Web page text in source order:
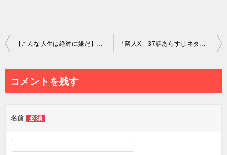
投
ビ
ー
シ
【こんな人生は絶対に嫌だ】エミリ編ネタバレ全話まとめ！なぜ騙された？殺人事件に繋がる衝撃のラストを考察 「隣人X」37話あらすじネタバレ感想！永遠の愛はどこにある？
コメントを残す
名前 必須